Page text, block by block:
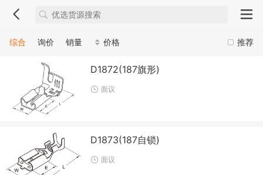
推荐
综合 询价 销量 价格
D1872(187旗形)
面议
D1873(187自锁)
面议